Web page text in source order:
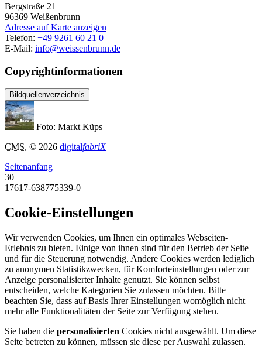
Bergstraße 21
96369 Weißenbrunn
Adresse auf Karte anzeigen
Telefon: +49 9261 60 21 0
E-Mail: info@weissenbrunn.de
Copyrightinformationen
Bildquellenverzeichnis
Foto: Markt Küps
CMS, © 2026 digitalfabriX
Seitenanfang
30
17617-638775339-0
Cookie-Einstellungen
Wir verwenden Cookies, um Ihnen ein optimales Webseiten-
Erlebnis zu bieten. Einige von ihnen sind für den Betrieb der Seite
und für die Steuerung notwendig. Andere Cookies werden lediglich
zu anonymen Statistikzwecken, für Komforteinstellungen oder zur
Anzeige personalisierter Inhalte genutzt. Sie können selbst
entscheiden, welche Kategorien Sie zulassen möchten. Bitte
beachten Sie, dass auf Basis Ihrer Einstellungen womöglich nicht
mehr alle Funktionalitäten der Seite zur Verfügung stehen.
Sie haben die personalisierten Cookies nicht ausgewählt. Um diese
Seite betreten zu können, müssen sie diese per Auswahl zulassen.